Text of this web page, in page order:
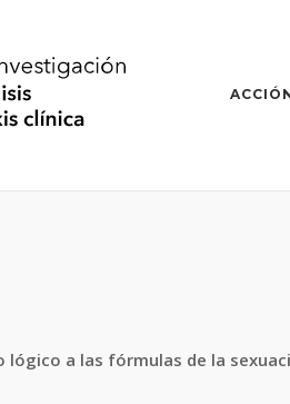
lógico a las fórmulas de la